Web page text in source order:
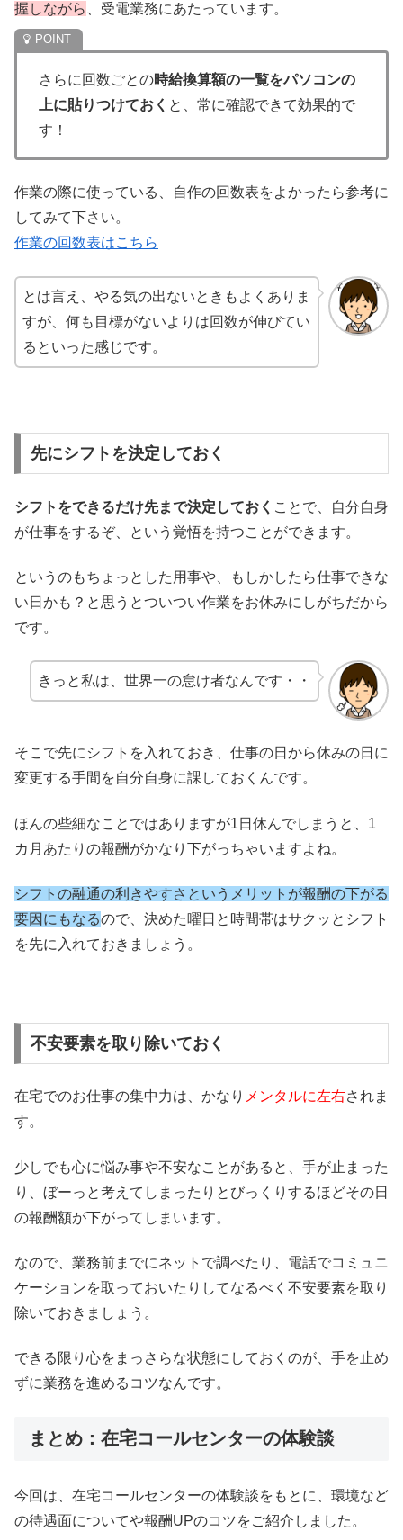
握しながら 、受電業務にあたっています。
さらに回数ごとの時給換算額の一覧をパソコンの
上に貼りつけておく と、常に確認できて効果的で
す！
作業の際に使っている、自作の回数表をよかったら参考に
してみて下さい。
作業の回数表はこちら
とは言え、やる気の出ないときもよくありま
すが、何も目標がないよりは回数が伸びてい
るといった感じです。
先にシフトを決定しておく
シフトをできるだけ先まで決定しておく ことで、自分自身
が仕事をするぞ、という覚悟を持つことができます。
というのもちょっとした用事や、もしかしたら仕事できな
い日かも？と思うとついつい作業をお休みにしがちだから
です。
きっと私は、世界一の怠け者なんです・・
そこで先にシフトを入れておき、仕事の日から休みの日に
変更する手間を自分自身に課しておくんです。
ほんの些細なことではありますが1日休んでしまうと、1
カ月あたりの報酬がかなり下がっちゃいますよね。
シフトの融通の利きやすさというメリットが報酬の下がる
要因にもなるので、決めた曜日と時間帯はサクッとシフト
を先に入れておきましょう。
不安要素を取り除いておく
在宅でのお仕事の集中力は、かなり メンタルに左右されま
す。
少しでも心に悩み事や不安なことがあると、手が止まった
り、ぼーっと考えてしまったりとびっくりするほどその日
の報酬額が下がってしまいます。
なので、業務前までにネットで調べたり、電話でコミュニ
ケーションを取っておいたりしてなるべく不安要素を取り
除いておきましょう。
できる限り心をまっさらな状態にしておくのが、手を止め
ずに業務を進めるコツなんです。
まとめ：在宅コールセンターの体験談
今回は、在宅コールセンターの体験談をもとに、環境など
の待遇面についてや報酬UPのコツをご紹介しました。